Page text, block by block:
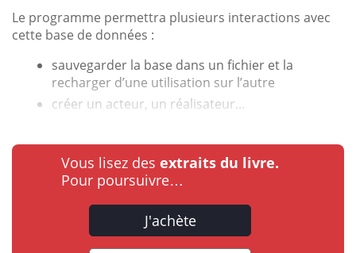
Le programme permettra plusieurs interactions avec
cette base de données :
sauvegarder la base dans un fichier et la
recharger d’une utilisation sur l’autre
créer un acteur, un réalisateur...
Vous lisez des extraits du livre.
Pour poursuivre…
J'achète